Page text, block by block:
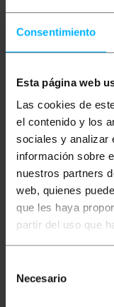
Consentimiento
Esta página web
Las cookies de
el contenido y los
sociales y analizar
información sobre
nuestros partners
web, quienes
que les haya
partir del uso que
Necesario
No blanquea,
Más
Descripción
Este adhesivo
sin olor, por lo
materiales sin
suficiente para
blanquear ni
Fabricado por